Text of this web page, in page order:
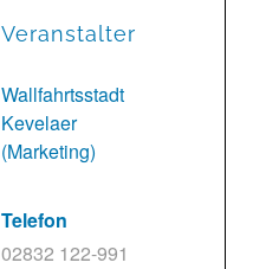
Veranstalter
Wallfahrtsstadt
Kevelaer
(Marketing)
Telefon
02832 122-991